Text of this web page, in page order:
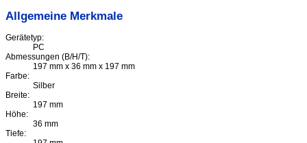
Allgemeine Merkmale
Gerätetyp:
PC
Abmessungen (B/H/T):
197 mm x 36 mm x 197 mm
Farbe:
Silber
Breite:
197 mm
Höhe:
36 mm
Tiefe: